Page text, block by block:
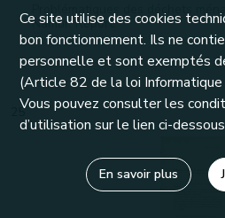
Problématiques des déchets
Namur. Report.
25
Ce site utilise des cookies
bon fonctionnement. Ils ne
personnelle et sont exemptés
(Article 82 de la loi
Vous pouvez consulter les
d’utilisation sur le lien ci-
En savoir plus